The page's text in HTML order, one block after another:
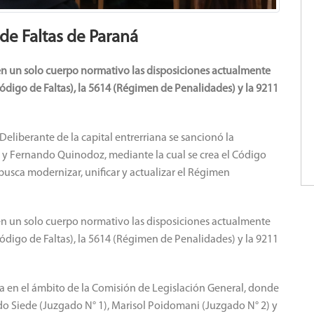
Faltas de Paraná
un solo cuerpo normativo las disposiciones actualmente
de Faltas), la 5614 (Régimen de Penalidades) y la 9211
de la capital entrerriana se sancionó la
Fernando Quinodoz, mediante la cual se crea el Código
modernizar, unificar y actualizar el Régimen
un solo cuerpo normativo las disposiciones actualmente
de Faltas), la 5614 (Régimen de Penalidades) y la 9211
el ámbito de la Comisión de Legislación General, donde
Siede (Juzgado N° 1), Marisol Poidomani (Juzgado N° 2) y